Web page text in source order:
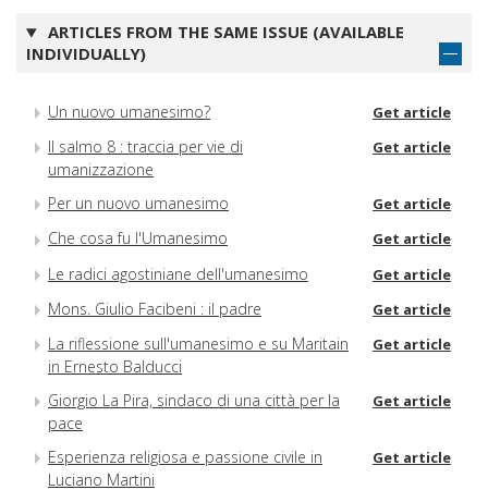
ARTICLES FROM THE SAME ISSUE (AVAILABLE
INDIVIDUALLY)
Un nuovo umanesimo? Get article
Il salmo 8 : traccia per vie di
umanizzazione
Get article
Per un nuovo umanesimo Get article
Che cosa fu l'Umanesimo Get article
Le radici agostiniane dell'umanesimo Get article
Mons. Giulio Facibeni : il padre Get article
La riflessione sull'umanesimo e su Maritain
in Ernesto Balducci
Get article
Giorgio La Pira, sindaco di una città per la
pace
Get article
Esperienza religiosa e passione civile in
Luciano Martini
Get article